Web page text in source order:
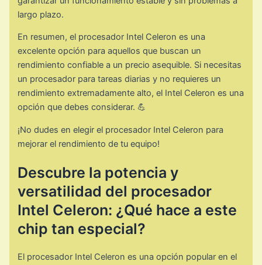
largo plazo.
En resumen, el procesador Intel Celeron es una
excelente opción para aquellos que buscan un
rendimiento confiable a un precio asequible. Si necesitas
un procesador para tareas diarias y no requieres un
rendimiento extremadamente alto, el Intel Celeron es una
opción que debes considerar. 💪
¡No dudes en elegir el procesador Intel Celeron para
mejorar el rendimiento de tu equipo!
Descubre la potencia y
versatilidad del procesador
Intel Celeron: ¿Qué hace a este
chip tan especial?
El procesador Intel Celeron es una opción popular en el